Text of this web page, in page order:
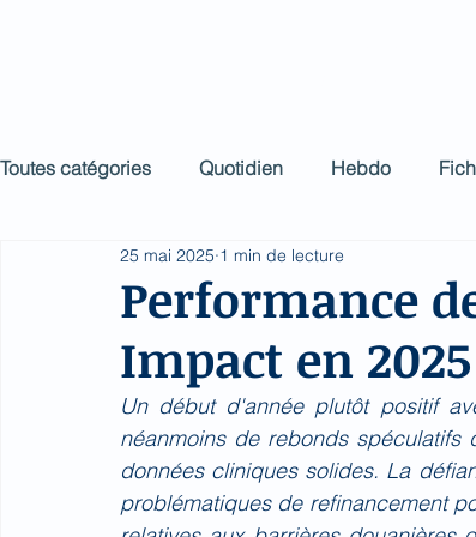
Toutes catégories Quotidien Hebdo
Performance
Impact en 2025
25 mai 2025 1 min de lecture
Un début d'année plutôt positif
néanmoins de rebonds
données cliniques solides. La
problématiques de refinancement